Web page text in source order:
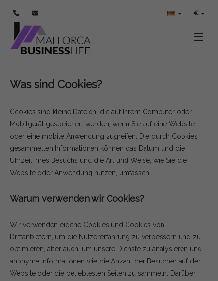
€
COOKIES-POLITIK
Was sind Cookies?
Cookies sind kleine Dateien, die auf Ihrem Computer oder
Mobilgerät gespeichert werden, wenn Sie auf eine Website
oder eine mobile Anwendung zugreifen. Die durch Cookies
gesammelten Informationen können das Datum und die
Uhrzeit Ihres Besuchs und die Art und Weise, wie Sie die
Website oder Anwendung nutzen, umfassen.
Warum verwenden wir Cookies?
Wir verwenden eigene Cookies und Cookies von
Drittanbietern, um die Nutzererfahrung zu verbessern und zu
optimieren, aber auch, um unsere Dienste zu analysieren und
anonyme Informationen wie die Anzahl der Besucher auf der
Website oder die beliebtesten Seiten zu sammeln. Darüber